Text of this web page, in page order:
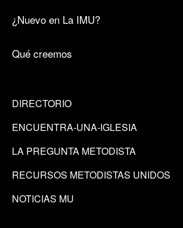
¿Nuevo en La IMU?
Qué creemos
DIRECTORIO
ENCUENTRA-UNA-IGLESIA
LA PREGUNTA METODISTA
RECURSOS METODISTAS UNIDOS
NOTICIAS MU